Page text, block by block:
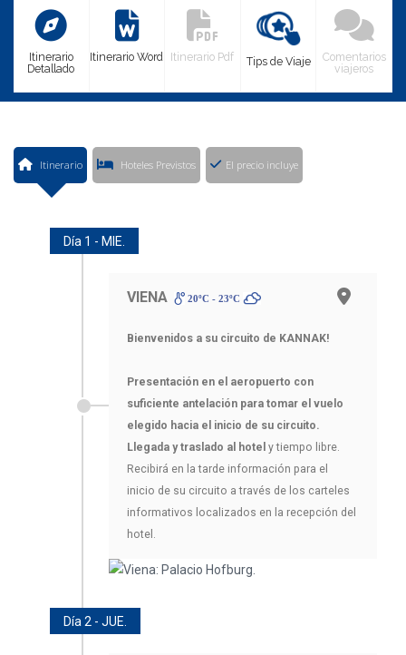
Itinerario
Detallado
Itinerario Word Itinerario Pdf Tips de Viaje
Comentarios
viajeros
Itinerario Hoteles Previstos El precio incluye
Día 1 - MIE.
VIENA 20ºC - 23ºC
Bienvenidos a su circuito de KANNAK!
Presentación en el aeropuerto con
suficiente antelación para tomar el vuelo
elegido hacia el inicio de su circuito.
Llegada y traslado al hotel y tiempo libre.
Recibirá en la tarde información para el
inicio de su circuito a través de los carteles
informativos localizados en la recepción del
hotel.
Día 2 - JUE.